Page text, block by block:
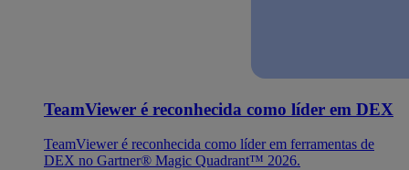
TeamViewer é reconhecida como líder em DEX
TeamViewer é reconhecida como líder em ferramentas de
DEX no Gartner® Magic Quadrant™ 2026.